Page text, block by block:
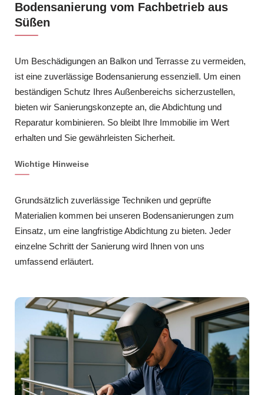
Bodensanierung vom Fachbetrieb aus
Süßen
Um Beschädigungen an Balkon und Terrasse zu vermeiden,
ist eine zuverlässige Bodensanierung essenziell. Um einen
beständigen Schutz Ihres Außenbereichs sicherzustellen,
bieten wir Sanierungskonzepte an, die Abdichtung und
Reparatur kombinieren. So bleibt Ihre Immobilie im Wert
erhalten und Sie gewährleisten Sicherheit.
Wichtige Hinweise
Grundsätzlich zuverlässige Techniken und geprüfte
Materialien kommen bei unseren Bodensanierungen zum
Einsatz, um eine langfristige Abdichtung zu bieten. Jeder
einzelne Schritt der Sanierung wird Ihnen von uns
umfassend erläutert.